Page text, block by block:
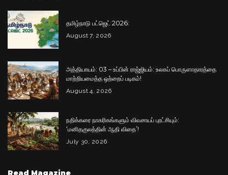
தமிழ்நாடு பட்ஜெட் 2026:
August 7, 2026
அத்தியாயம்: 03 – உப்பின் ராஜ்ஜியம்: உலகப் பொருளாதாரத்தை
மாற்றியமைத்த ஒற்றைப் படிகம்!
August 4, 2026
நதிக்கரை நாகரிகங்களும் விவசாயப் புரட்சியும்:
‘மனிதகுலத்தின் ஆதி விதை’!
July 30, 2026
Read Magazine